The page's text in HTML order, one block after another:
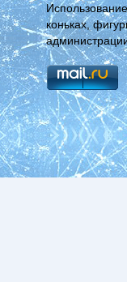
коньках,